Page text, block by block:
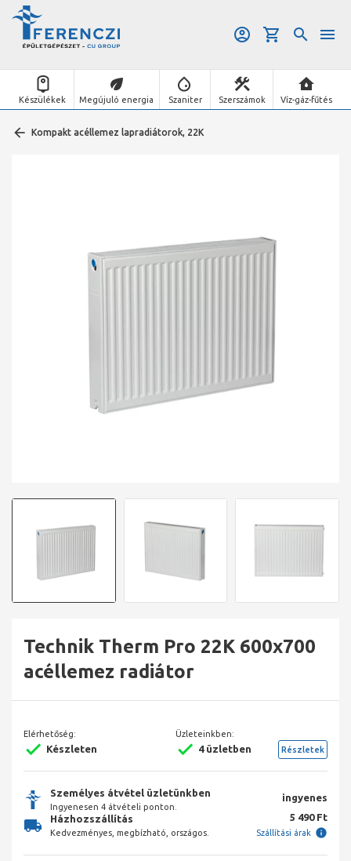
Készülékek Megújuló energia Szaniter Szerszámok Víz-gáz-fűtés
Kompakt acéllemez lapradiátorok, 22K
Technik Therm Pro 22K 600x700
acéllemez radiátor
Elérhetőség:
Készleten
Üzleteinkben:
4 üzletben Részletek
Személyes átvétel üzletünkben
Ingyenesen 4 átvételi ponton.
ingyenes
Házhozszállítás
Kedvezményes, megbízható, országos.
5 490 Ft
Szállítási árak